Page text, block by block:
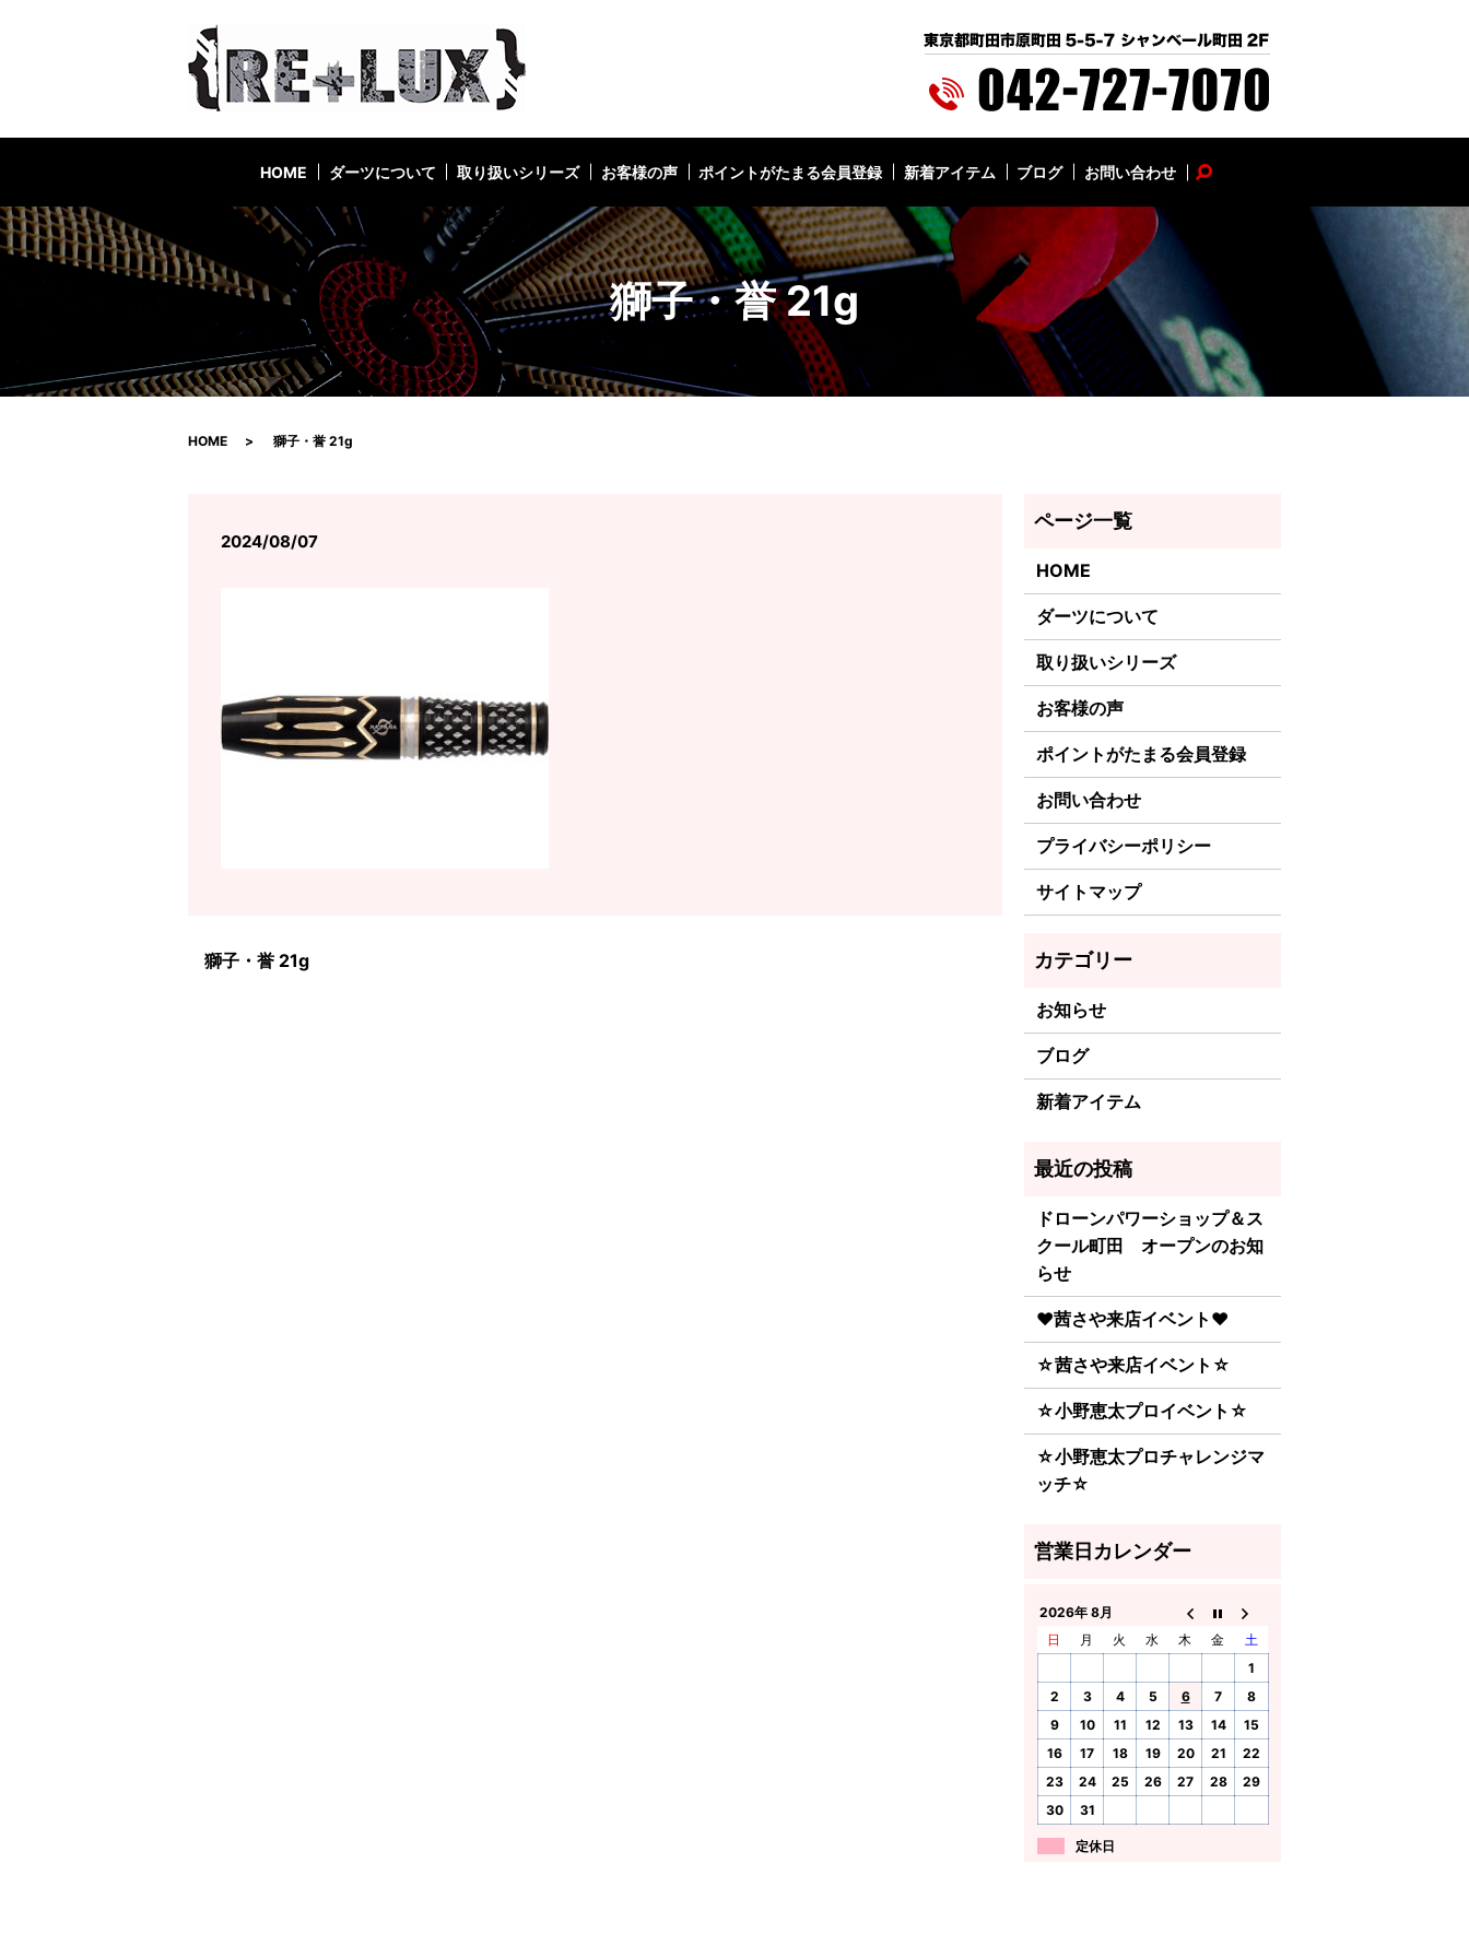
HOME ダーツについて 取り扱いシリーズ お客様の声 ポイントがたまる会員登録 新着アイテム ブログ お問い合わせ search
獅子・誉 21g
HOME 獅子・誉 21g
2024/08/07
獅子・誉 21g
HOME
ダーツについて
取り扱いシリーズ
お客様の声
ポイントがたまる会員登録
お問い合わせ
プライバシーポリシー
サイトマップ
お知らせ
ブログ
新着アイテム
ドローンパワーショップ＆ス
クール町田 オープンのお知
らせ
♥茜さや来店イベント♥
☆茜さや来店イベント☆
☆小野恵太プロイベント☆
☆小野恵太プロチャレンジマ
ッチ☆
2026年 8月
日
月 火 水 木 金
土
1
2
3 4 5 6 7
8
9
10 11 12 13 14
15
16
17 18 19 20 21
22
23
24 25 26 27 28
29
30
31
定休日